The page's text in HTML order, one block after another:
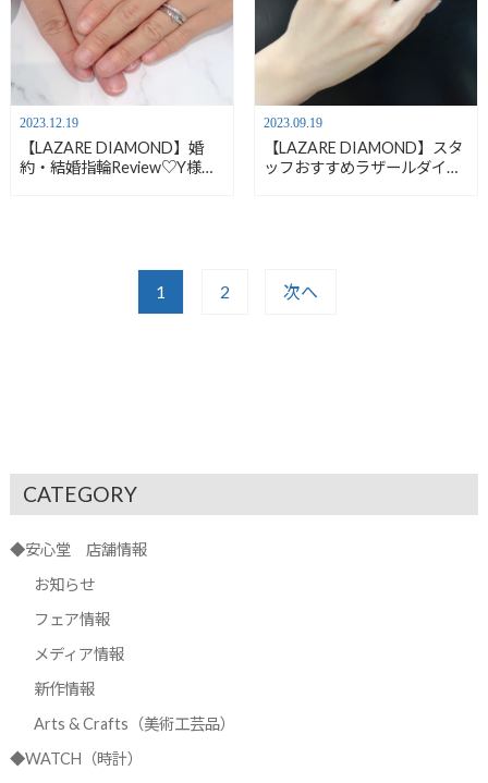
2023.12.19
【LAZARE DIAMOND】婚
約・結婚指輪Review♡Y様、
2023.09.19
【LAZARE DIAMOND】スタ
ッフおすすめラザールダイヤ
1 2 次へ
CATEGORY
◆安心堂 店舗情報
お知らせ
フェア情報
メディア情報
新作情報
Arts & Crafts（美術工芸品）
◆WATCH（時計）